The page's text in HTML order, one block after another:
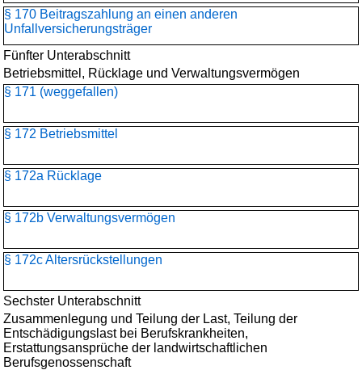
§ 170 Beitragszahlung an einen anderen
Unfallversicherungsträger
Fünfter Unterabschnitt
Betriebsmittel, Rücklage und Verwaltungsvermögen
§ 171 (weggefallen)
§ 172 Betriebsmittel
§ 172a Rücklage
§ 172b Verwaltungsvermögen
§ 172c Altersrückstellungen
Sechster Unterabschnitt
Zusammenlegung und Teilung der Last, Teilung der
Entschädigungslast bei Berufskrankheiten,
Erstattungsansprüche der landwirtschaftlichen
Berufsgenossenschaft